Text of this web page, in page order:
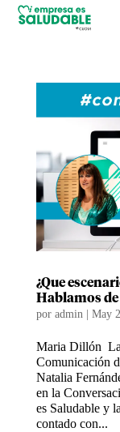
¿Que
Hablamos
por admin| May
Maria Dillón La
Comunicación
Natalia
en la
es Saludable y
contado con...